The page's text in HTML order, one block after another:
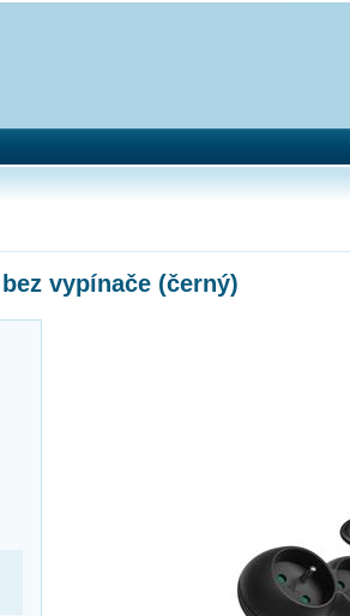
vypínače (černý)